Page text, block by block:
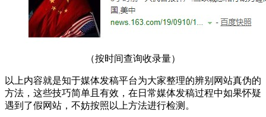
（按时间查询收录量）
以上内容就是知于媒体发稿平台为大家整理的辨别网站真伪的
方法，这些技巧简单且有效，在日常媒体发稿过程中如果怀疑
遇到了假网站，不妨按照以上方法进行检测。